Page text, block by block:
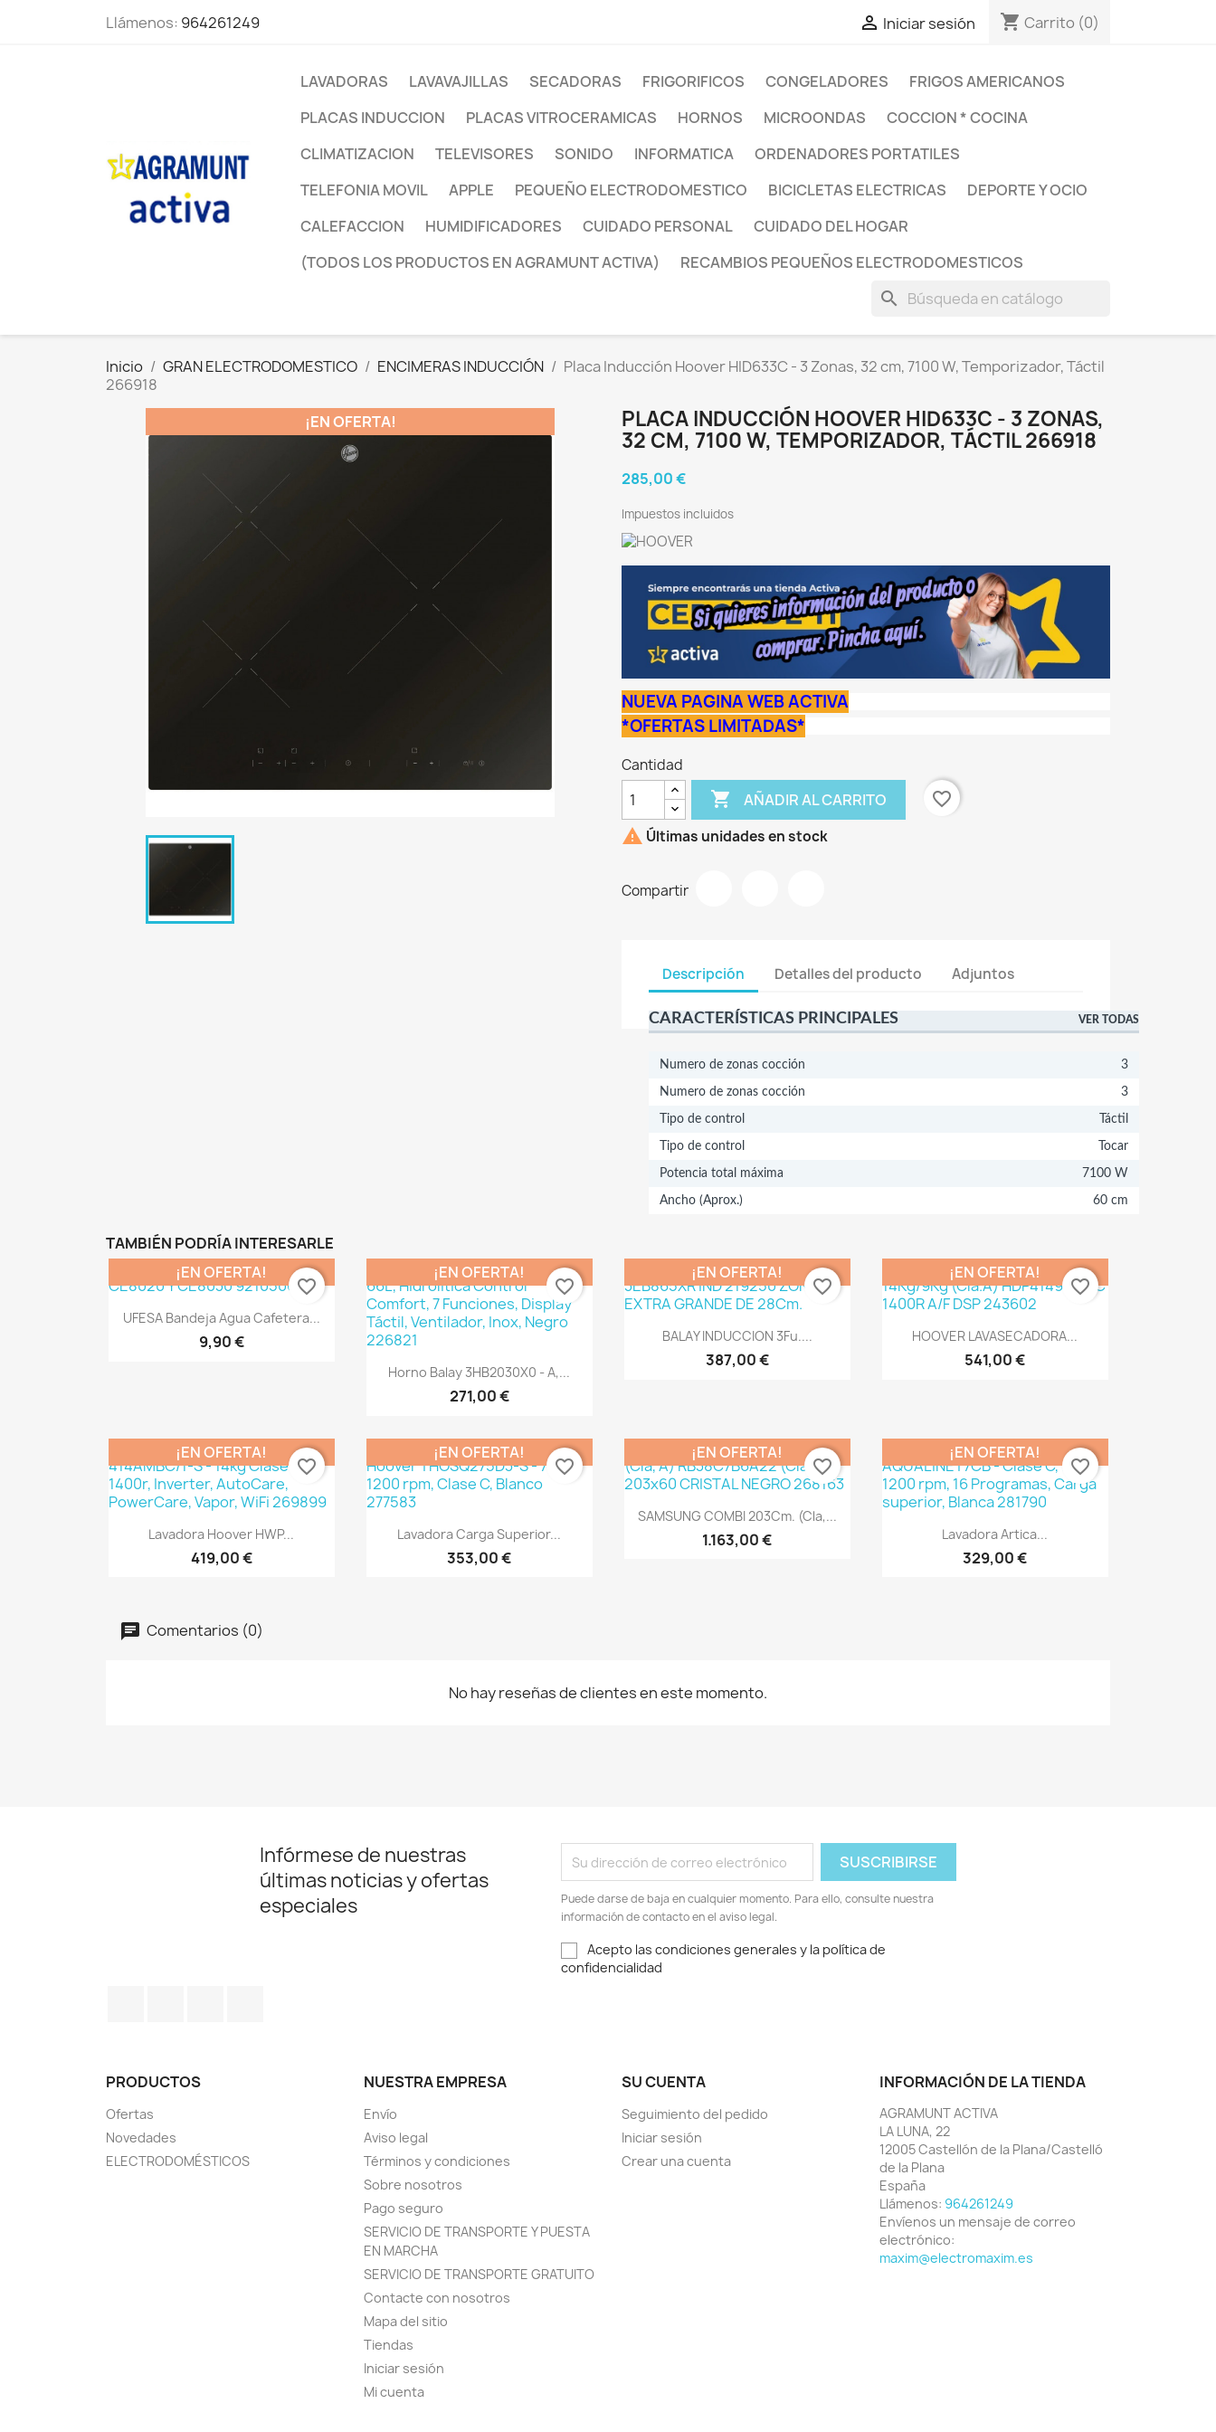
Llámenos: 964261249  Iniciar sesión shopping_cart Carrito (0)
LAVADORAS LAVAVAJILLAS SECADORAS FRIGORIFICOS CONGELADORES
FRIGOS AMERICANOS
PLACAS INDUCCION
PLACAS VITROCERAMICAS HORNOS MICROONDAS
COCCION * COCINA
CLIMATIZACION
TELEVISORES SONIDO INFORMATICA
ORDENADORES PORTATILES
TELEFONIA MOVIL
APPLE PEQUEÑO ELECTRODOMESTICO BICICLETAS ELECTRICAS
DEPORTE Y OCIO
CALEFACCION
HUMIDIFICADORES CUIDADO PERSONAL
CUIDADO DEL HOGAR
(TODOS LOS PRODUCTOS EN AGRAMUNT ACTIVA)
RECAMBIOS PEQUEÑOS ELECTRODOMESTICOS
search
Inicio GRAN ELECTRODOMESTICO ENCIMERAS INDUCCIÓN
Placa Inducción Hoover HID633C - 3 Zonas, 32 cm, 7100 W, Temporizador, Táctil
266918
¡EN OFERTA!
PLACA INDUCCIÓN HOOVER HID633C - 3 ZONAS,
32 CM, 7100 W, TEMPORIZADOR, TÁCTIL 266918
285,00 €
Impuestos incluidos
NUEVA PAGINA WEB ACTIVA
*OFERTAS LIMITADAS*
Cantidad
 AÑADIR AL CARRITO
favorite_border
 Últimas unidades en stock
Compartir
Descripción Detalles del producto Adjuntos
CARACTERÍSTICAS PRINCIPALES VER TODAS
Numero de zonas cocción 3
Numero de zonas cocción 3
Tipo de control Táctil
Tipo de control Tocar
Potencia total máxima 7100 W
Ancho (Aprox.) 60 cm
TAMBIÉN PODRÍA INTERESARLE
Vista rápida
UFESA Bandeja Agua Cafetera...
9,90 €
¡EN OFERTA!
favorite_border
Vista rápida
Horno Balay 3HB2030X0 - A,...
271,00 €
¡EN OFERTA!
favorite_border
Vista rápida
BALAY INDUCCION 3Fu....
387,00 €
¡EN OFERTA!
favorite_border
Vista rápida
HOOVER LAVASECADORA...
541,00 €
¡EN OFERTA!
favorite_border
Vista rápida
Lavadora Hoover HWP...
419,00 €
¡EN OFERTA!
favorite_border
Vista rápida
Lavadora Carga Superior...
353,00 €
¡EN OFERTA!
favorite_border
Vista rápida
SAMSUNG COMBI 203Cm. (Cla,...
1.163,00 €
¡EN OFERTA!
favorite_border
Vista rápida
Lavadora Artica...
329,00 €
¡EN OFERTA!
favorite_border
Comentarios (0)
No hay reseñas de clientes en este momento.
Infórmese de nuestras
últimas noticias y ofertas
especiales
Puede darse de baja en cualquier momento. Para ello, consulte nuestra
información de contacto en el aviso legal.
Acepto las condiciones generales y la política de
confidencialidad
PRODUCTOS
Ofertas
Novedades
ELECTRODOMÉSTICOS
NUESTRA EMPRESA
Envío
Aviso legal
Términos y condiciones
Sobre nosotros
Pago seguro
SERVICIO DE TRANSPORTE Y PUESTA
EN MARCHA
SERVICIO DE TRANSPORTE GRATUITO
Contacte con nosotros
Mapa del sitio
Tiendas
Iniciar sesión
Mi cuenta
SU CUENTA
Seguimiento del pedido
Iniciar sesión
Crear una cuenta
INFORMACIÓN DE LA TIENDA
AGRAMUNT ACTIVA
LA LUNA, 22
12005 Castellón de la Plana/Castelló
de la Plana
España
Llámenos: 964261249
Envíenos un mensaje de correo
electrónico:
maxim@electromaxim.es